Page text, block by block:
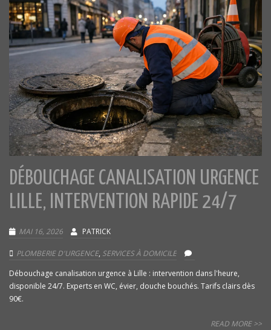
DÉBOUCHAGE CANALISATION URGENCE
LILLE, INTERVENTION RAPIDE 24/7
MAI 16, 2026 PATRICK
PLOMBERIE D'URGENCE, SERVICES À DOMICILE
Débouchage canalisation urgence à Lille : intervention dans l'heure,
disponible 24/7. Experts en WC, évier, douche bouchés. Tarifs clairs dès
90€.
READ MORE >>